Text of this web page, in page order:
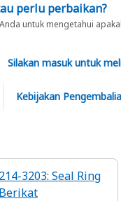
perlu perbaikan?
untuk mengetahui
Silakan masuk untuk
Kebijakan
214-3203: Seal Ring
Berikat